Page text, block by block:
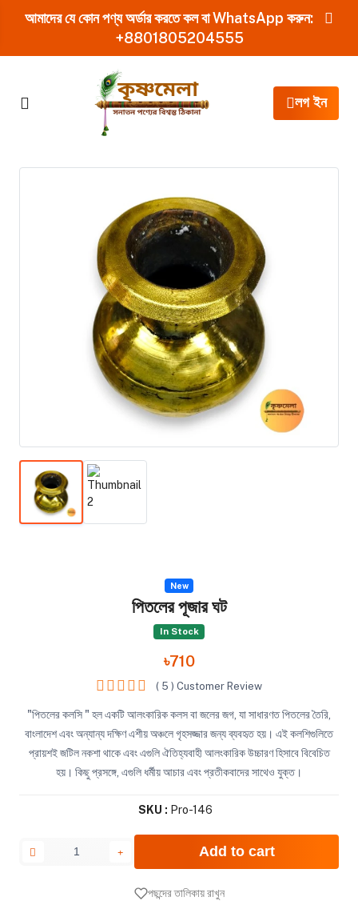
আমাদের যে কোন পণ্য অর্ডার করতে কল বা WhatsApp করুন:
+8801805204555
লগ ইন
New
পিতলের পূজার ঘট
In Stock
৳710
( 5 ) Customer Review
"পিতলের কলসি " হল একটি আলংকারিক কলস বা জলের জগ, যা সাধারণত পিতলের তৈরি,
বাংলাদেশ এবং অন্যান্য দক্ষিণ এশীয় অঞ্চলে গৃহসজ্জার জন্য ব্যবহৃত হয়। এই কলশিগুলিতে
প্রায়শই জটিল নকশা থাকে এবং এগুলি ঐতিহ্যবাহী আলংকারিক উচ্চারণ হিসাবে বিবেচিত
হয়। কিছু প্রসঙ্গে, এগুলি ধর্মীয় আচার এবং প্রতীকবাদের সাথেও যুক্ত।
SKU : Pro-146
Add to cart
পছন্দের তালিকায় রাখুন